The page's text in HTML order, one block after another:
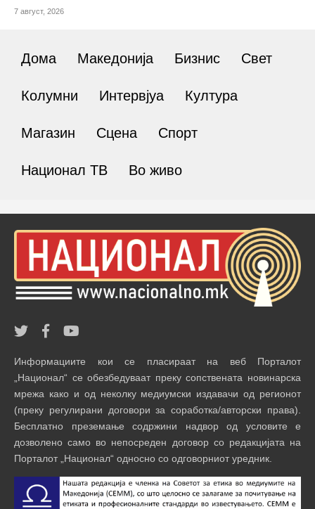
7 август, 2026
Дома Македонија Бизнис Свет
Колумни Интервјуа Култура
Магазин Сцена Спорт
Национал ТВ Во живо
Информациите кои се пласираат на веб Порталот
„Национал“ се обезбедуваат преку сопствената новинарска
мрежа како и од неколку медиумски издавачи од регионот
(преку регулирани договори за соработка/авторски права).
Бесплатно преземање содржини надвор од условите е
дозволено само во непосреден договор со редакцијата на
Порталот „Национал“ односно со одговорниот уредник.